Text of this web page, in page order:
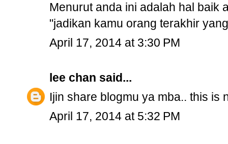
Menurut anda ini adalah hal baik
"jadikan kamu orang terakhir
April 17, 2014 at 3:30 PM
lee chan said...
Ijin share blogmu ya mba.. this is
April 17, 2014 at 5:32 PM